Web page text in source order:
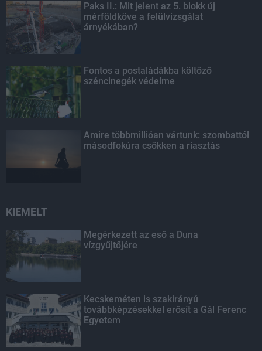
Paks II.: Mit jelent az 5. blokk új
mérföldköve a felülvizsgálat
árnyékában?
Fontos a postaládákba költöző
széncinegék védelme
Amire többmillióan vártunk: szombattól
másodfokúra csökken a riasztás
KIEMELT
Megérkezett az eső a Duna
vízgyűjtőjére
Kecskeméten is szakirányú
továbbképzésekkel erősít a Gál Ferenc
Egyetem